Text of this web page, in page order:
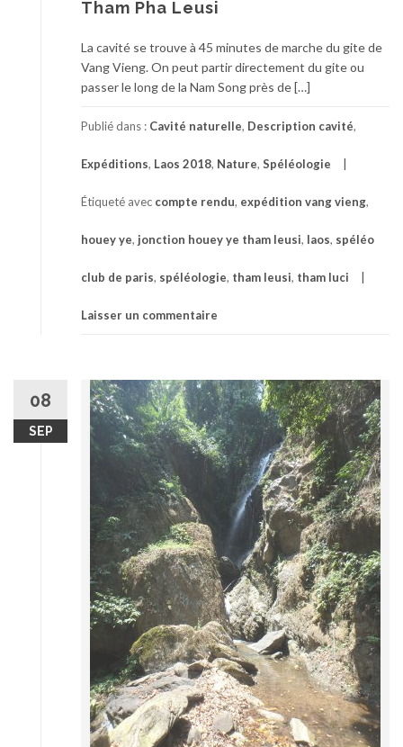
Tham Pha Leusi
La cavité se trouve à 45 minutes de marche du gite de
Vang Vieng. On peut partir directement du gite ou
passer le long de la Nam Song près de […]
Publié dans : Cavité naturelle, Description cavité,
Expéditions, Laos 2018, Nature, Spéléologie
Étiqueté avec compte rendu, expédition vang vieng,
houey ye, jonction houey ye tham leusi, laos, spéléo
club de paris, spéléologie, tham leusi, tham luci
Laisser un commentaire
08
SEP